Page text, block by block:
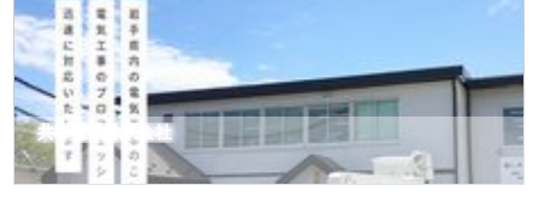
共和電気株式会社